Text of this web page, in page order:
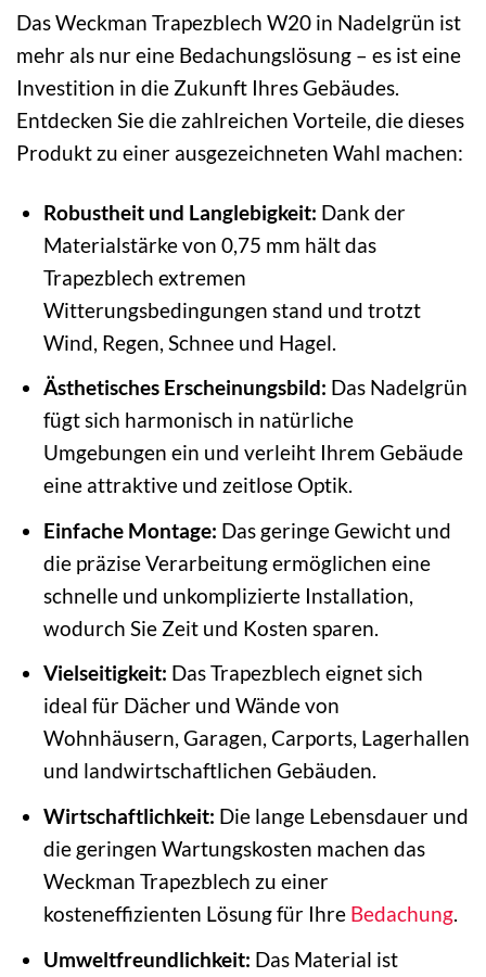
Das Weckman Trapezblech W20 in Nadelgrün ist
mehr als nur eine Bedachungslösung – es ist eine
Investition in die Zukunft Ihres Gebäudes.
Entdecken Sie die zahlreichen Vorteile, die dieses
Produkt zu einer ausgezeichneten Wahl machen:
Robustheit und Langlebigkeit: Dank der
Materialstärke von 0,75 mm hält das
Trapezblech extremen
Witterungsbedingungen stand und trotzt
Wind, Regen, Schnee und Hagel.
Ästhetisches Erscheinungsbild: Das Nadelgrün
fügt sich harmonisch in natürliche
Umgebungen ein und verleiht Ihrem Gebäude
eine attraktive und zeitlose Optik.
Einfache Montage: Das geringe Gewicht und
die präzise Verarbeitung ermöglichen eine
schnelle und unkomplizierte Installation,
wodurch Sie Zeit und Kosten sparen.
Vielseitigkeit: Das Trapezblech eignet sich
ideal für Dächer und Wände von
Wohnhäusern, Garagen, Carports, Lagerhallen
und landwirtschaftlichen Gebäuden.
Wirtschaftlichkeit: Die lange Lebensdauer und
die geringen Wartungskosten machen das
Weckman Trapezblech zu einer
kosteneffizienten Lösung für Ihre Bedachung.
Umweltfreundlichkeit: Das Material ist